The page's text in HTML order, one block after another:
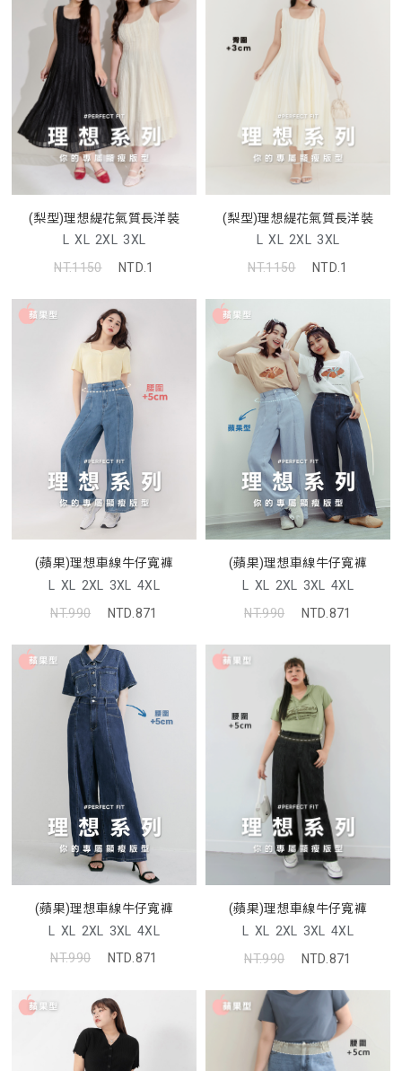
(梨型)理想緹花氣質長洋裝
L XL 2XL 3XL
NT.1150
NTD.1
(梨型)理想緹花氣質長洋裝
L XL 2XL 3XL
NT.1150
NTD.1
(蘋果)理想車線牛仔寬褲
L XL 2XL 3XL 4XL
NT.990
NTD.871
(蘋果)理想車線牛仔寬褲
L XL 2XL 3XL 4XL
NT.990
NTD.871
(蘋果)理想車線牛仔寬褲
L XL 2XL 3XL 4XL
NT.990
NTD.871
(蘋果)理想車線牛仔寬褲
L XL 2XL 3XL 4XL
NT.990
NTD.871